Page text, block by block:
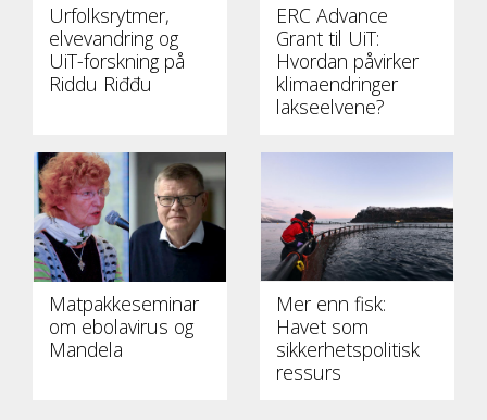
Urfolksrytmer,
elvevandring og
UiT-forskning på
Riddu Riđđu
ERC Advance
Grant til UiT:
Hvordan påvirker
klimaendringer
lakseelvene?
Matpakkeseminar
om ebolavirus og
Mandela
Mer enn fisk:
Havet som
sikkerhetspolitisk
ressurs